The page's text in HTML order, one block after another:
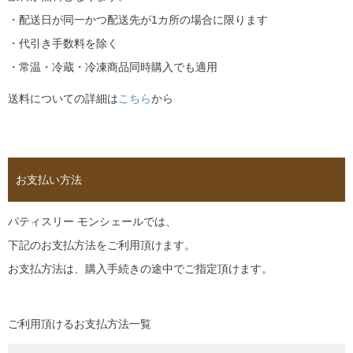
・配送日が同一かつ配送先が1カ所の場合に限ります
・代引き手数料を除く
・常温・冷蔵・冷凍商品同時購入でも適用
送料についての詳細はこちらから
お支払い方法
パティスリー モンシェールでは、
下記のお支払方法をご利用頂けます。
お支払方法は、購入手続きの途中でご指定頂けます。
ご利用頂けるお支払方法一覧